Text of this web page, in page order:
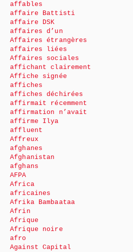
affables
affaire Battisti
affaire DSK
affaires d’un
Affaires étrangères
affaires liées
Affaires sociales
affichant clairement
Affiche signée
affiches
affiches déchirées
affirmait récemment
affirmation n’avait
affirme Ilya
affluent
Affreux
afghanes
Afghanistan
afghans
AFPA
Africa
africaines
Afrika Bambaataa
Afrin
Afrique
Afrique noire
afro
Against Capital